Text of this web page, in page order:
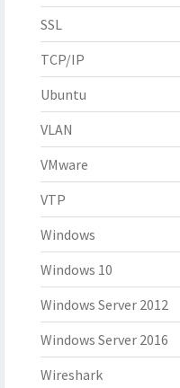
SSL
TCP/IP
Ubuntu
VLAN
VMware
VTP
Windows
Windows 10
Windows Server 2012
Windows Server 2016
Wireshark